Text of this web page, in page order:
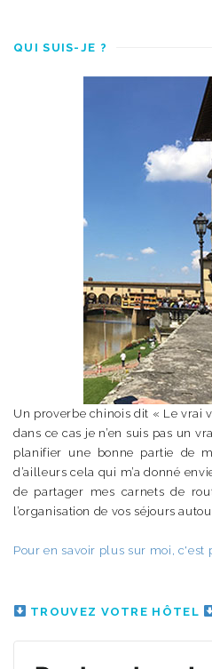
QUI SUIS-JE ?
Un proverbe chinois dit « Le vrai
dans ce cas je n’en suis pas un
planifier une bonne partie de
d’ailleurs cela qui m’a donné
de partager mes carnets de
l’organisation de vos séjours
Pour en savoir plus sur moi, c'est
TROUVEZ VOTRE HÔTEL